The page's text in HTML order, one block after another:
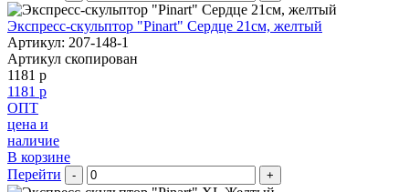
Экспресс-скульптор "Pinart" Сердце 21см, желтый
Артикул: 207-148-1
Артикул скопирован
1181 р
1181 р
ОПТ
цена и
наличие
В корзине
Перейти
- +